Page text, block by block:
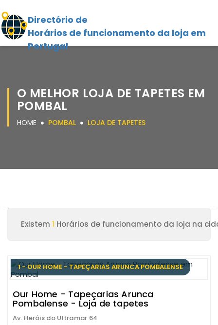
Directório de
Horários de funcionamento da loja em
Portugal
O MELHOR LOJA DE TAPETES EM
POMBAL
HOME POMBAL LOJA DE TAPETES
Existem 1 Horários de funcionamento da loja na
1 - OUR HOME - TAPEÇARIAS ARUNCA POMBALENSE
Our Home - Tapeçarias Arunca
Pombalense - Loja de tapetes
Av. Heróis do Ultramar 64